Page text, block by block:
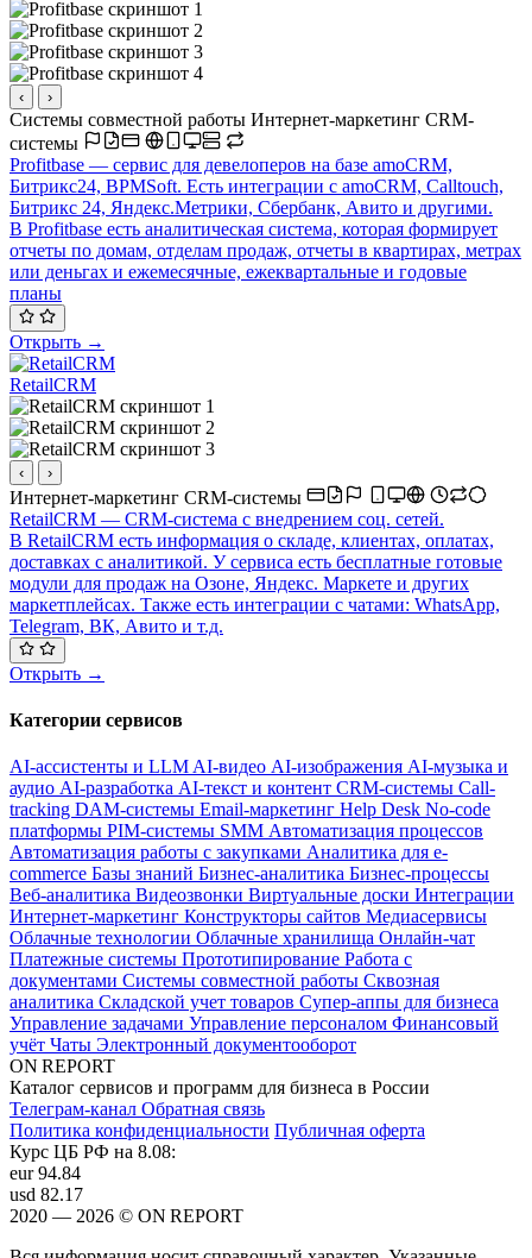
‹ ›
Системы совместной работы Интернет-маркетинг CRM-
системы
Profitbase — сервис для девелоперов на базе amoCRM,
Битрикс24, BPMSoft. Есть интеграции с amoCRM, Calltouch,
Битрикс 24, Яндекс.Метрики, Сбербанк, Авито и другими.
В Profitbase есть аналитическая система, которая формирует
отчеты по домам, отделам продаж, отчеты в квартирах, метрах
или деньгах и ежемесячные, ежеквартальные и годовые
планы
Открыть →
RetailCRM
‹ ›
Интернет-маркетинг CRM-системы
RetailCRM — CRM-система с внедрением соц. сетей.
В RetailCRM есть информация о складе, клиентах, оплатах,
доставках с аналитикой. У сервиса есть бесплатные готовые
модули для продаж на Озоне, Яндекс. Маркете и других
маркетплейсах. Также есть интеграции с чатами: WhatsApp,
Telegram, ВК, Авито и т.д.
Открыть →
Категории сервисов
AI-ассистенты и LLMAI-видео AI-изображения AI-музыка и
аудио AI-разработка AI-текст и контент CRM-системы Call-
tracking DAM-системы Email-маркетинг Help Desk No-code
платформы PIM-системы SMM Автоматизация процессов
Автоматизация работы с закупками Аналитика для e-
commerce Базы знаний Бизнес-аналитика Бизнес-процессы
Веб-аналитика Видеозвонки Виртуальные доски Интеграции
Интернет-маркетинг Конструкторы сайтов Медиасервисы
Облачные технологии Облачные хранилища Онлайн-чат
Платежные системы Прототипирование Работа с
документами Системы совместной работы Сквозная
аналитика Складской учет товаров Супер-аппы для бизнеса
Управление задачами Управление персоналом Финансовый
учёт Чаты Электронный документооборот
ON REPORT
Каталог сервисов и программ для бизнеса в России
Телеграм-канал Обратная связь
Политика конфиденциальности Публичная оферта
Курс ЦБ РФ на 8.08:
eur94.84
usd 82.17
2020 — 2026 © ON REPORT